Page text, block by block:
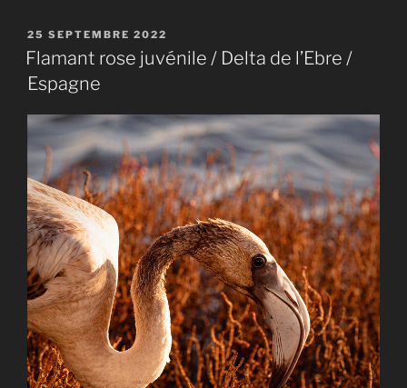
PUBLIÉ
LE
25 SEPTEMBRE 2022
Flamant rose juvénile / Delta de l’Ebre /
Espagne